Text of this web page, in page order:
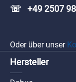
☏ +49 2507
Oder über unser
Hersteller